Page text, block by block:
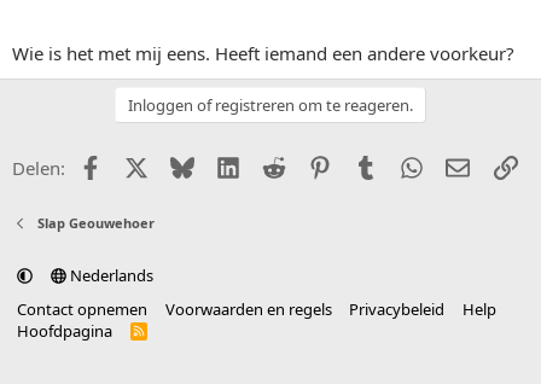
Wie is het met mij eens. Heeft iemand een andere voorkeur?
Inloggen of registreren om te reageren.
Delen: FacebookX (Twitter)
BlueskyLinkedIn
Reddit PinterestTumblr WhatsApp
E-mail
Slap Geouwehoer
Nederlands
Contact opnemen
Voorwaarden en regels Privacybeleid
Help
Hoofdpagina
R